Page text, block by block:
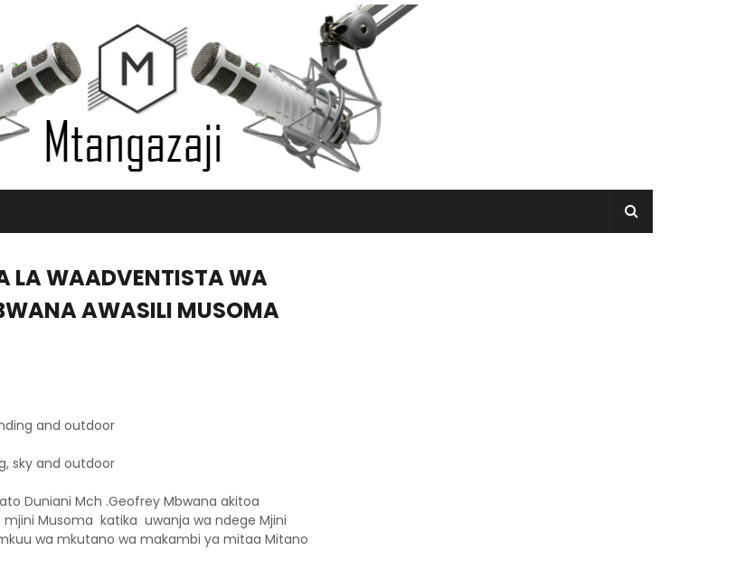
LA WAADVENTISTA WA
AWASILI MUSOMA
Duniani Mch .Geofrey Mbwana akitoa
Musoma katika uwanja wa ndege Mjini
wa mkutano wa makambi ya mitaa Mitano